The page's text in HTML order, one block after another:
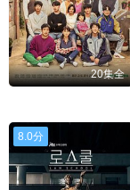
20集全
8.0分